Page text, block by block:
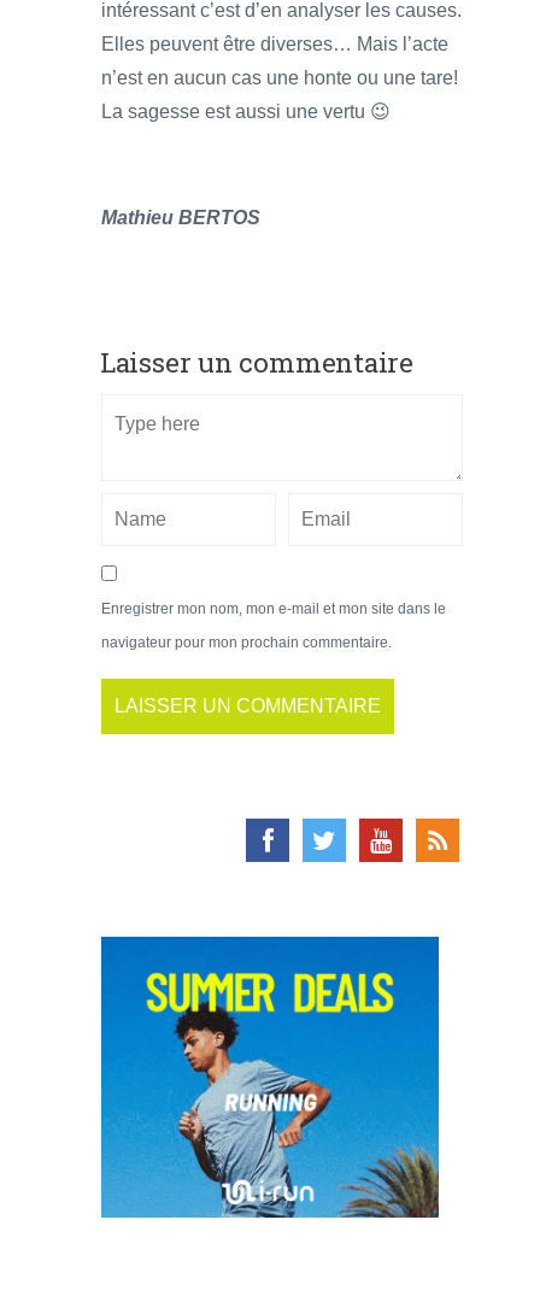
intéressant c’est d’en analyser les causes.
Elles peuvent être diverses… Mais l’acte
n’est en aucun cas une honte ou une tare!
La sagesse est aussi une vertu 😉
Mathieu BERTOS
Laisser un commentaire
Enregistrer mon nom, mon e-mail et mon site dans le
navigateur pour mon prochain commentaire.